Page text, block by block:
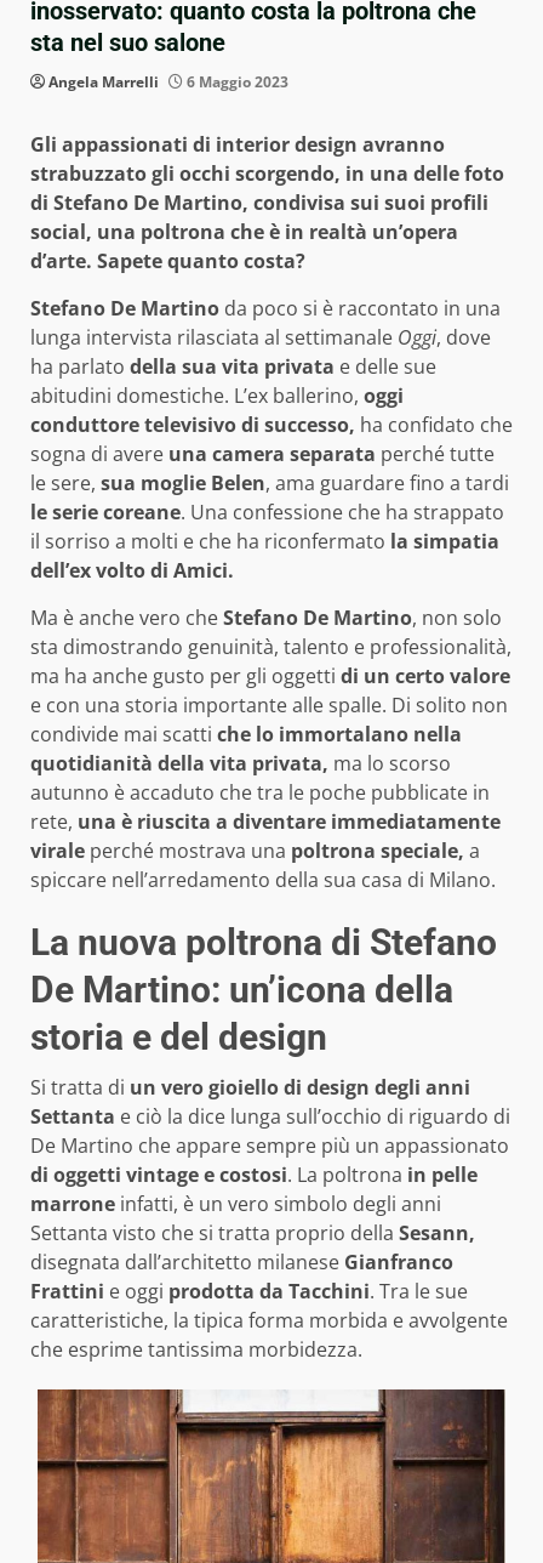
inosservato: quanto costa la poltrona che
sta nel suo salone
Angela Marrelli 6 Maggio 2023
Gli appassionati di interior design avranno
strabuzzato gli occhi scorgendo, in una delle foto
di Stefano De Martino, condivisa sui suoi profili
social, una poltrona che è in realtà un’opera
d’arte. Sapete quanto costa?
Stefano De Martino da poco si è raccontato in una
lunga intervista rilasciata al settimanale Oggi, dove
ha parlato della sua vita privata e delle sue
abitudini domestiche. L’ex ballerino, oggi
conduttore televisivo di successo, ha confidato che
sogna di avere una camera separata perché tutte
le sere, sua moglie Belen, ama guardare fino a tardi
le serie coreane. Una confessione che ha strappato
il sorriso a molti e che ha riconfermato la simpatia
dell’ex volto di Amici.
Ma è anche vero cheStefano De Martino, non solo
sta dimostrando genuinità, talento e professionalità,
ma ha anche gusto per gli oggetti di un certo valore
e con una storia importante alle spalle. Di solito non
condivide mai scatti che lo immortalano nella
quotidianità della vita privata, ma lo scorso
autunno è accaduto che tra le poche pubblicate in
rete, una è riuscita a diventare immediatamente
virale perché mostrava una poltrona speciale, a
spiccare nell’arredamento della sua casa di Milano.
La nuova poltrona di Stefano
De Martino: un’icona della
storia e del design
Si tratta di un vero gioiello di design degli anni
Settanta e ciò la dice lunga sull’occhio di riguardo di
De Martino che appare sempre più un appassionato
di oggetti vintage e costosi. La poltrona in pelle
marrone infatti, è un vero simbolo degli anni
Settanta visto che si tratta proprio della Sesann,
disegnata dall’architetto milanese Gianfranco
Frattini e oggi prodotta da Tacchini. Tra le sue
caratteristiche, la tipica forma morbida e avvolgente
che esprime tantissima morbidezza.